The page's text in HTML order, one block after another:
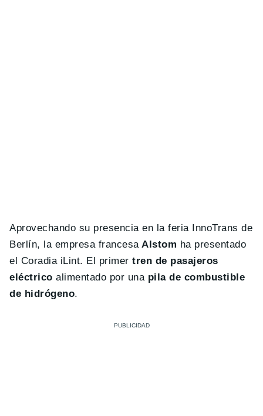
Aprovechando su presencia en la feria InnoTrans de
Berlín, la empresa francesa Alstom ha presentado
el Coradia iLint. El primertren de pasajeros
eléctrico alimentado por una pila de combustible
de hidrógeno.